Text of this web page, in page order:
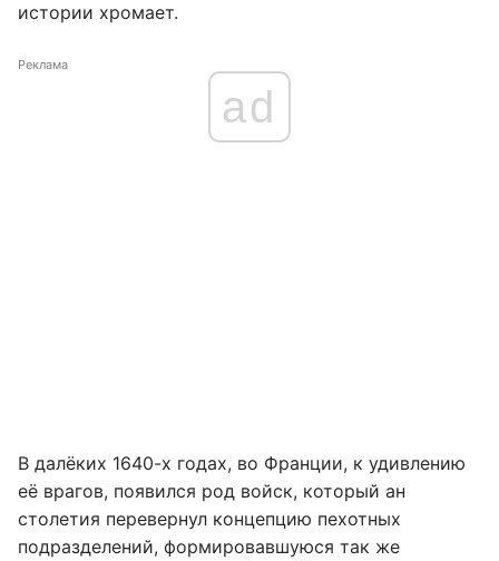
истории хромает.
Реклама
ad
В далёких 1640-х годах, во Франции, к удивлению
её врагов, появился род войск, который ан
столетия перевернул концепцию пехотных
подразделений, формировавшуюся так же